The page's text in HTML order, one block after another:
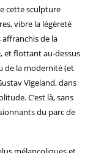
cette sculpture
vibre la légèreté
de la
et flottant au-dessus
de la modernité (et
Vigeland, dans
C’est là, sans
du parc de